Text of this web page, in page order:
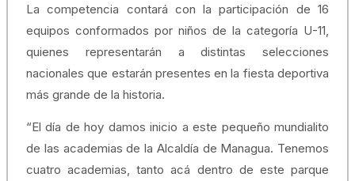
La competencia contará con la participación de 16
equipos conformados por niños de la categoría U-11,
quienes representarán a distintas selecciones
nacionales que estarán presentes en la fiesta deportiva
más grande de la historia.
“El día de hoy damos inicio a este pequeño mundialito
de las academias de la Alcaldía de Managua. Tenemos
cuatro academias, tanto acá dentro de este parque